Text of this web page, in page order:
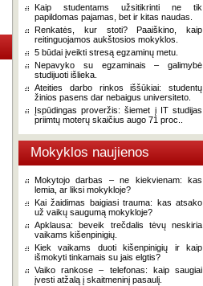
Kaip studentams užsitikrinti ne tik
papildomas pajamas, bet ir kitas naudas.
Renkatės, kur stoti? Paaiškino, kaip
reitinguojamos aukštosios mokyklos.
5 būdai įveikti stresą egzaminų metu.
Nepavyko su egzaminais – galimybė
studijuoti išlieka.
Ateities darbo rinkos iššūkiai: studentų
žinios pasens dar nebaigus universiteto.
Įspūdingas proveržis: šiemet į IT studijas
priimtų moterų skaičius augo 71 proc..
Mokyklos naujienos
Mokytojo darbas – ne kiekvienam: kas
lemia, ar liksi mokykloje?
Kai žaidimas baigiasi trauma: kas atsako
už vaikų saugumą mokykloje?
Apklausa: beveik trečdalis tėvų neskiria
vaikams kišenpinigių.
Kiek vaikams duoti kišenpinigių ir kaip
išmokyti tinkamais su jais elgtis?
Vaiko rankose – telefonas: kaip saugiai
įvesti atžalą į skaitmeninį pasaulį.